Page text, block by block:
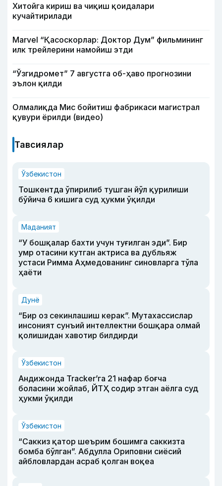
Хитойга кириш ва чиқиш қоидалари
кучайтирилади
Marvel “Қасоскорлар: Доктор Дум” фильмининг
илк трейлерини намойиш этди
“Ўзгидромет” 7 августга об-ҳаво прогнозини
эълон қилди
Олмалиқда Мис бойитиш фабрикаси магистрал
қувури ёрилди (видео)
Тавсиялар
Ўзбекистон
Тошкентда ўпирилиб тушган йўл қурилиши
бўйича 6 кишига суд ҳукми ўқилди
Маданият
“У бошқалар бахти учун туғилган эди”. Бир
умр отасини кутган актриса ва дубльяж
устаси Римма Аҳмедованинг синовларга тўла
ҳаёти
Дунё
“Бир оз секинлашиш керак”. Мутахассислар
инсоният сунъий интеллектни бошқара олмай
қолишидан хавотир билдирди
Ўзбекистон
Андижонда Tracker’га 21 нафар боғча
боласини жойлаб, ЙТҲ содир этган аёлга суд
ҳукми ўқилди
Ўзбекистон
“Саккиз қатор шеърим бошимга саккизта
бомба бўлган”. Абдулла Ориповни сиёсий
айбловлардан асраб қолган воқеа